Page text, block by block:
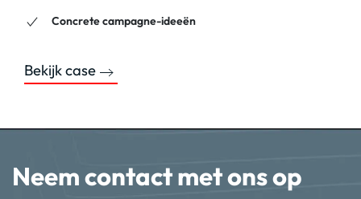
Concrete campagne-ideeën
Bekijk case
Neem contact met ons op